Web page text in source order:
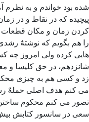
شده بود خواندم و به نظرم
پیچیده که در نقاط و در
کردن زمان و مکان قطعات
را هم بگویم که نوشتهٌ رشدی
هایی کرده ولی امروز چه
شانزدهم، در حق کلیسا و
زد و کسی هم به چیزی
می کنم هدف اصلی حملهٌ
تصور می کنم محکوم
سعی در سانسور کتابش